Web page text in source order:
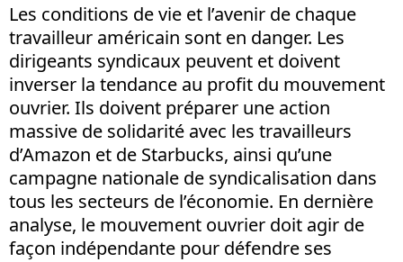
Les conditions de vie et l’avenir de chaque
travailleur américain sont en danger. Les
dirigeants syndicaux peuvent et doivent
inverser la tendance au profit du mouvement
ouvrier. Ils doivent préparer une action
massive de solidarité avec les travailleurs
d’Amazon et de Starbucks, ainsi qu’une
campagne nationale de syndicalisation dans
tous les secteurs de l’économie. En dernière
analyse, le mouvement ouvrier doit agir de
façon indépendante pour défendre ses